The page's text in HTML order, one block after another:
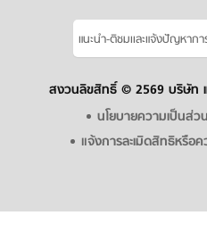
แนะนำ-ติชมเเละแจ้งปัญหากา
สงวนลิขสิทธิ์ © 2569 บริษัท
นโยบายความเป็นส่
แจ้งการละเมิดสิทธิหรือค